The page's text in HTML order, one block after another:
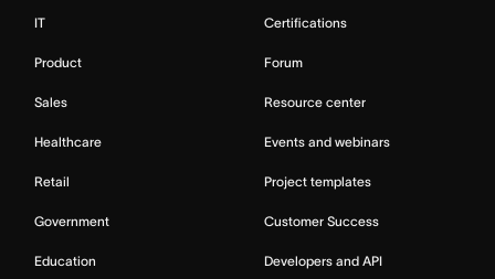
IT
Product
Sales
Healthcare
Retail
Government
Education
Certifications
Forum
Resource center
Events and webinars
Project templates
Customer Success
Developers and API